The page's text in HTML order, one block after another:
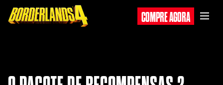
COMPRE AGORA